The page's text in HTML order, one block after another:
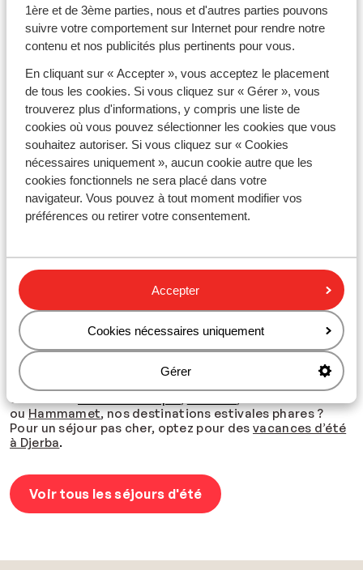
1ère et de 3ème parties, nous et d'autres parties pouvons
suivre votre comportement sur Internet pour rendre notre
contenu et nos publicités plus pertinents pour vous.
En cliquant sur « Accepter », vous acceptez le placement
de tous les cookies. Si vous cliquez sur « Gérer », vous
trouverez plus d'informations, y compris une liste de
cookies où vous pouvez sélectionner les cookies que vous
souhaitez autoriser. Si vous cliquez sur « Cookies
nécessaires uniquement », aucun cookie autre que les
cookies fonctionnels ne sera placé dans votre
navigateur. Vous pouvez à tout moment modifier vos
préférences ou retirer votre consentement.
Accepter
Cookies nécessaires uniquement
Gérer
Vous souhaitez partir en vacances en famille cet été ?
Sunweb propose des hôtels destinés aux familles avec
toutes les installations nécessaires comme les clubs
enfant ou encore les piscines avec toboggans. Une
équipe d'animateurs se fera un plaisir de superviser des
activités ludiques et originales, pour le plus grand
bonheur des parents. À la recherche de vacances
estivales à un prix imbattable ? Sunweb propose des
séjours correspondant à tous les budgets et à toutes
les envies. Inscrivez-vous à notrenewsletterpour être
sûr de ne manquer aucune de nos offres. Pour plus de
choix, découvrez également toutes nos offres de
vacances au soleil.
Des vacances tout compris vers l'une de nos
Comme une envie de parfaire votre bronzage à la plage,
siroter de savoureux cocktails et de vous faire
chouchouter ? Optez pour des
vacances all-inclusive
:
tout est inclus ! Profitez d'une nourriture savoureuse et
de boissons à volonté, sans mentionner les nombreuses
activités et animations ! Vous n’aurez donc à vous
soucier de rien lors de votre séjour au soleil.Vous vous
demandez où partir en juillet ou en août pendant les
vacances scolaires d'été ? Pourquoi ne pas découvrir le
charme de
ouHammamet,nos destinations estivales phares ?
Pour un séjour pas cher, optez pour des vacances d’été
à Djerba.
Voir tous les séjours d'été